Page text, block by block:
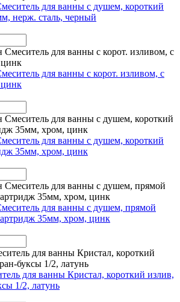
для ванны с душем, короткий
нерж. сталь, черный
для ванны с корот. изливом, с
для ванны с душем, короткий
35мм, хром, цинк
для ванны с душем, прямой
35мм, хром, цинк
для ванны Кристал, короткий излив,
1/2, латунь